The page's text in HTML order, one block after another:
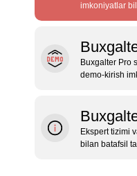
imkoniyatlar
Buxgalter Pro
demo‑kirish
Ekspert tizimi
bilan batafsil